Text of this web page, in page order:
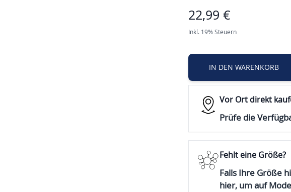
22,99 €
Inkl. 19% Steuern
IN DEN WARENKORB
Vor Ort direkt
Prüfe die
Fehlt eine Größe?
Falls Ihre Größe
hier, um auf